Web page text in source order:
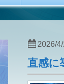
直感に
2026/